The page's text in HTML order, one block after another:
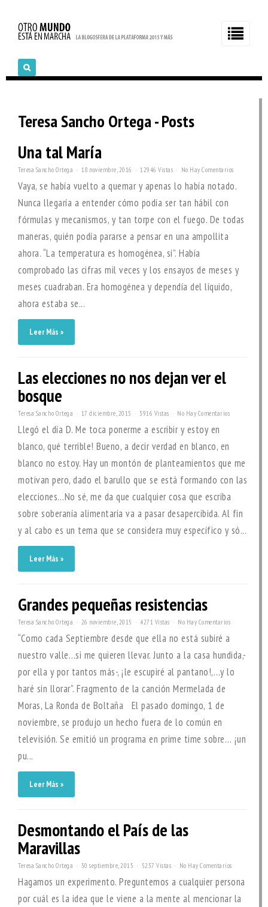
Teresa Sancho Ortega - Posts
Una tal María
Teresa Sancho Ortega 18 noviembre, 2016 12946 Vistas No Hay Comentarios
Vaya, se había vuelto a quemar y apenas lo había notado.
Nunca llegaría a entender cómo podía ser tan hábil con
fórmulas y mecanismos, y tan torpe con el fuego. De todas
maneras, quién podía pararse a pensar en una ampollita
ahora. “La temperatura es homogénea, sí”. Había
comprobado las cifras mil veces y los ensayos de meses y
meses cuadraban. Era homogénea y dependía del líquido,
ahora estaba se...
Leer Más »
Las elecciones no nos dejan ver el
bosque
Teresa Sancho Ortega 17 diciembre, 2015 3916 Vistas No Hay Comentarios
Llegó el día D. Me toca ponerme a escribir y estoy en
blanco, qué terrible! Bueno, a decir verdad en blanco, en
blanco no estoy. Hay un montón de planteamientos que me
motivan pero, dado el barullo que se está formando con las
elecciones…No sé, me da que cualquier cosa que escriba
sobre soberanía alimentaria va a pasar desapercibida. Al fin
y al cabo es un tema que se considera muy específico y só...
Leer Más »
Grandes pequeñas resistencias
Teresa Sancho Ortega 26 noviembre, 2015 4271 Vistas No Hay Comentarios
“Como cada Septiembre desde que ella no está subiré a
nuestro valle…si me quieren llevar. Junto a la casa hundida,-
por ella y por tantos más-, ¡le escupiré al pantano!,…y lo
haré sin llorar”. Fragmento de la canción Mermelada de
Moras, La Ronda de Boltaña El pasado domingo, 1 de
noviembre, se produjo un hecho fuera de lo común en
televisión. Se emitió un programa en prime time sobre… ¡un
pu...
Leer Más »
Desmontando el País de las
Maravillas
Teresa Sancho Ortega 30 septiembre, 2015 5237 Vistas No Hay Comentarios
Hagamos un experimento. Preguntemos a cualquier persona
por cuál es la idea que le viene a la mente al mencionar la